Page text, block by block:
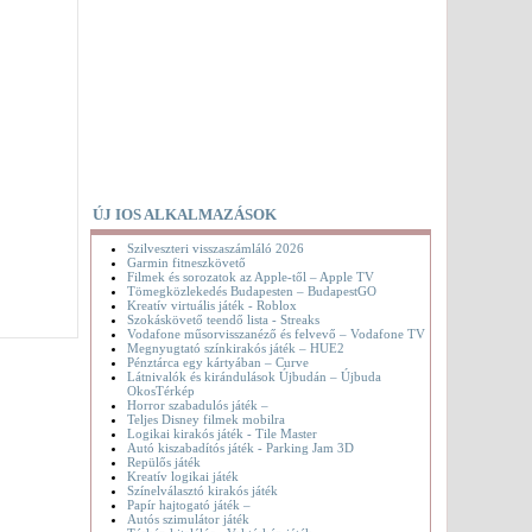
ÚJ IOS ALKALMAZÁSOK
Szilveszteri visszaszámláló 2026
Garmin fitneszkövető
Filmek és sorozatok az Apple-től – Apple TV
Tömegközlekedés Budapesten – BudapestGO
Kreatív virtuális játék - Roblox
Szokáskövető teendő lista - Streaks
Vodafone műsorvisszanéző és felvevő – Vodafone TV
Megnyugtató színkirakós játék – HUE2
Pénztárca egy kártyában – Curve
Látnivalók és kirándulások Újbudán – Újbuda
OkosTérkép
Horror szabadulós játék –
Teljes Disney filmek mobilra
Logikai kirakós játék - Tile Master
Autó kiszabadítós játék - Parking Jam 3D
Repülős játék
Kreatív logikai játék
Színelválasztó kirakós játék
Papír hajtogató játék –
Autós szimulátor játék